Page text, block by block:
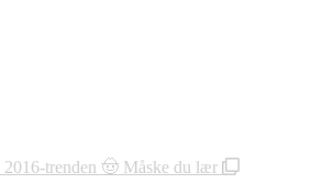
2016-trenden 🤠 Måske du lær